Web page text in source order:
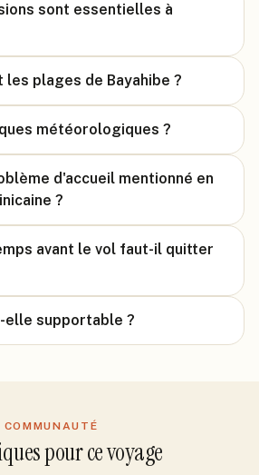
sont essentielles à
les plages de Bayahibe ?
météorologiques ?
d'accueil mentionné en
?
avant le vol faut-il quitter
elle supportable ?
pour ce voyage